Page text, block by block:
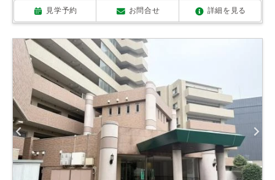
見学予約 お問合せ 詳細を見る